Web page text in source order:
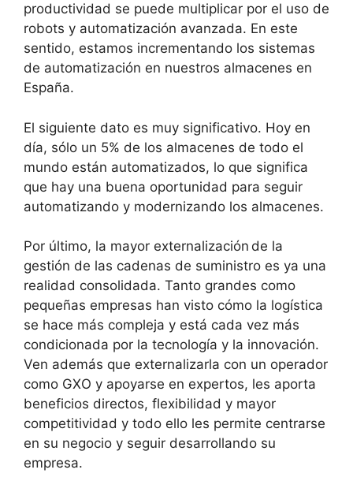
productividad se puede multiplicar por el uso de
robots y automatización avanzada. En este
sentido, estamos incrementando los sistemas
de automatización en nuestros almacenes en
España.
El siguiente dato es muy significativo. Hoy en
día, sólo un 5% de los almacenes de todo el
mundo están automatizados, lo que significa
que hay una buena oportunidad para seguir
automatizando y modernizando los almacenes.
Por último, la mayor externalización de la
gestión de las cadenas de suministro es ya una
realidad consolidada. Tanto grandes como
pequeñas empresas han visto cómo la logística
se hace más compleja y está cada vez más
condicionada por la tecnología y la innovación.
Ven además que externalizarla con un operador
como GXO y apoyarse en expertos, les aporta
beneficios directos, flexibilidad y mayor
competitividad y todo ello les permite centrarse
en su negocio y seguir desarrollando su
empresa.